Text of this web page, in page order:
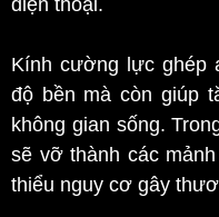
Kính cường lực ghép
độ bền mà còn giúp
không gian sống.
sẽ vỡ thành các
thiểu nguy cơ gây